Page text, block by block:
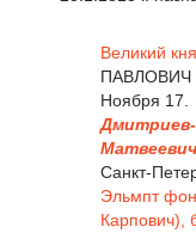
Великий
ПАВЛОВИЧ
Ноября 17.
Матвеевич
Санкт-
Эльмпт
Карпович),